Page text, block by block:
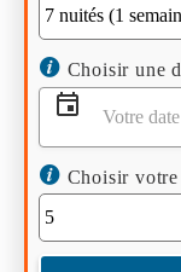
Choisir une
Choisir votre